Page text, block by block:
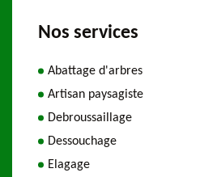
Nos services
Abattage d'arbres
Artisan paysagiste
Debroussaillage
Dessouchage
Elagage